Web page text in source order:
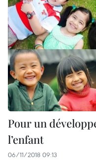
Pour un
l’enfant
06/11/2018 09:13